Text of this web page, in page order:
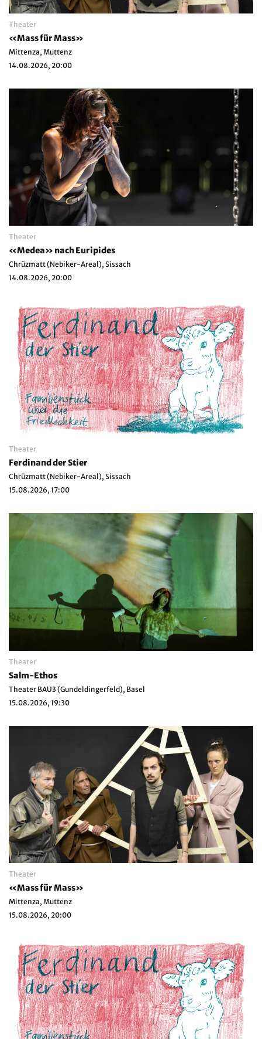
Theater
«Mass für Mass»
Mittenza, Muttenz
14.08.2026, 20:00
Theater
«Medea» nach Euripides
Chrüzmatt (Nebiker-Areal), Sissach
14.08.2026, 20:00
Theater
Ferdinand der Stier
Chrüzmatt (Nebiker-Areal), Sissach
15.08.2026, 17:00
Theater
Salm-Ethos
Theater BAU3 (Gundeldingerfeld), Basel
15.08.2026, 19:30
Theater
«Mass für Mass»
Mittenza, Muttenz
15.08.2026, 20:00